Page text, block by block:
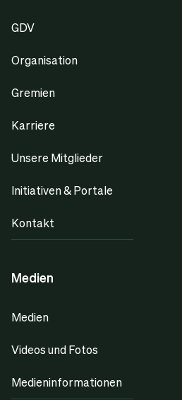
GDV
Organisation
Gremien
Karriere
Unsere Mitglieder
Initiativen & Portale
Kontakt
Medien
Medien
Videos und Fotos
Medieninformationen